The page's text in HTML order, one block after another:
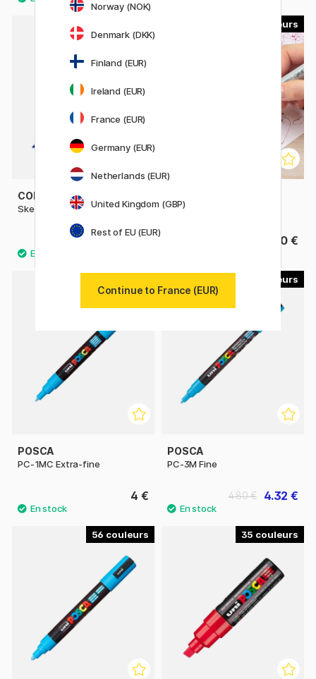
COPIC
Sketch à l'unité
9.80 €
Ciao à l'unité
6.50 €
POSCA
PC-1MC Extra-fine
4 €
POSCA
PC-3M Fine
4.32 €
4.80 €
56 35
Norway (NOK)
Denmark (DKK)
Finland (EUR)
Ireland (EUR)
France (EUR)
Germany (EUR)
Netherlands (EUR)
United Kingdom (GBP)
Rest of EU (EUR)
Continue to France (EUR)